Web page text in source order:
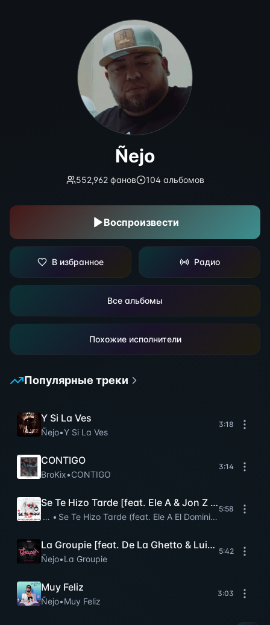
Ñejo
552,962фанов 104альбомов
Воспроизвести
В избранное Радио
Все альбомы
Похожие исполнители
Популярные треки
Y Si La Ves
Ñejo•Y Si La Ves
3:18
CONTIGO
BroKix•CONTIGO
3:14
Se Te Hizo Tarde [feat. Ele A & Jon Z & Jamby el
Ñejo
• Se Te Hizo Tarde (feat. Ele A El Dominio, Jon Z &
5:58
La Groupie [feat. De La Ghetto & Luigi 21 Plus &
Ñejo•La Groupie
5:42
Muy Feliz
Ñejo•Muy Feliz
3:03